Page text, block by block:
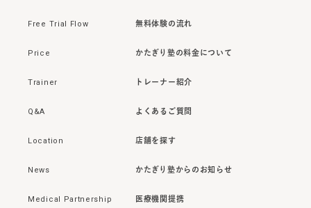
Free Trial Flow 無料体験の流れ
Price かたぎり塾の料金について
Trainer トレーナー紹介
Q&A よくあるご質問
Location 店舗を探す
News かたぎり塾からのお知らせ
Medical Partnership 医療機関提携